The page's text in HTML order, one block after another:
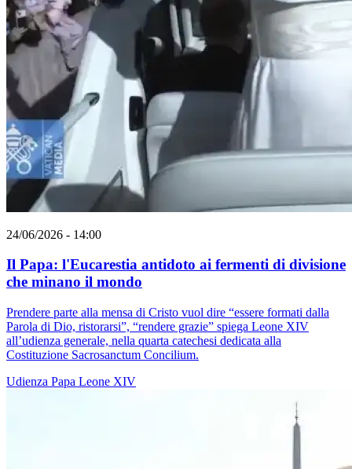
24/06/2026 - 14:00
Il Papa: l'Eucarestia antidoto ai fermenti di divisione
che minano il mondo
Prendere parte alla mensa di Cristo vuol dire “essere formati dalla
Parola di Dio, ristorarsi”, “rendere grazie” spiega Leone XIV
all’udienza generale, nella quarta catechesi dedicata alla
Costituzione Sacrosanctum Concilium.
Udienza Papa Leone XIV